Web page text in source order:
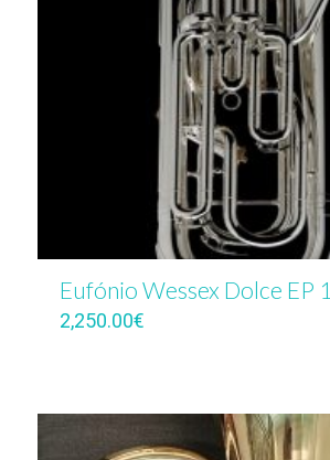
Eufónio Wessex Dolce EP
2,250.00€